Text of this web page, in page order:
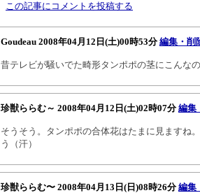
この記事にコメントを投稿する
Goudeau 2008年04月12日(土)00時53分編集・削
昔テレビが騒いでた畸形タンポポの茎にこんなの
珍獣ららむ～ 2008年04月12日(土)02時07分編集
そうそう。タンポポの合体花はたまに見ますね
う（汗）
珍獣ららむ〜 2008年04月13日(日)08時26分編集